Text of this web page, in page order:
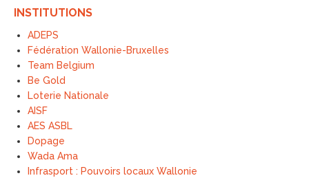
INSTITUTIONS
ADEPS
Fédération Wallonie-Bruxelles
Team Belgium
Be Gold
Loterie Nationale
AISF
AES ASBL
Dopage
Wada Ama
Infrasport : Pouvoirs locaux Wallonie